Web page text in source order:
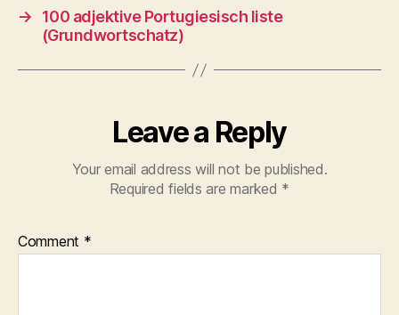
→
100 adjektive Portugiesisch liste
(Grundwortschatz)
Leave a Reply
Your email address will not be published.
Required fields are marked *
Comment *